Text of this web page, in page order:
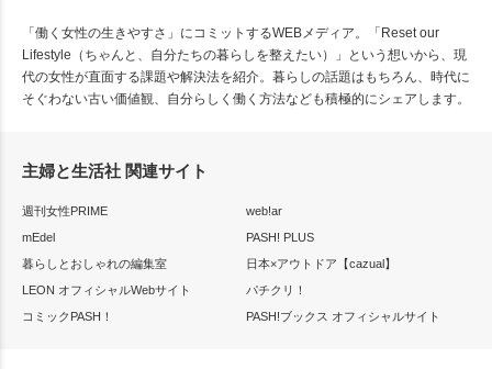
「働く女性の生きやすさ」にコミットするWEBメディア。「Reset our
Lifestyle（ちゃんと、自分たちの暮らしを整えたい）」という想いから、現
代の女性が直面する課題や解決法を紹介。暮らしの話題はもちろん、時代に
そぐわない古い価値観、自分らしく働く方法なども積極的にシェアします。
主婦と生活社 関連サイト
週刊女性PRIME
web!ar
mEdel
PASH! PLUS
暮らしとおしゃれの編集室
日本×アウトドア【cazual】
LEON オフィシャルWebサイト
パチクリ！
コミックPASH！
PASH!ブックス オフィシャルサイト